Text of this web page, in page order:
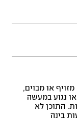
או מבוים,
נגוע במעשה
התוכן לא
בינה